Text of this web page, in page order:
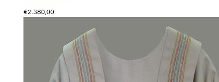
€2.380,00